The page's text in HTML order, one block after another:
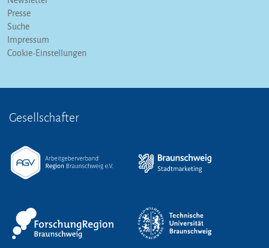
Presse
Suche
Impressum
Cookie-Einstellungen
Gesellschafter